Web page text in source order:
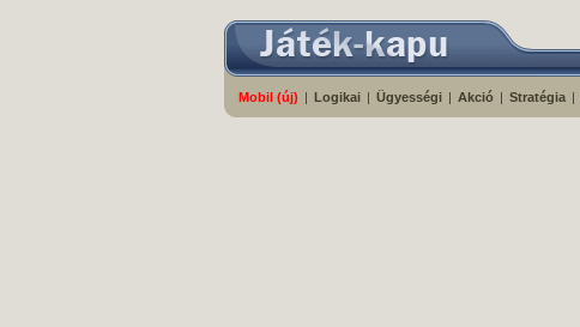
Mobil (új) | Logikai | Ügyességi | Akció | Stratégia |